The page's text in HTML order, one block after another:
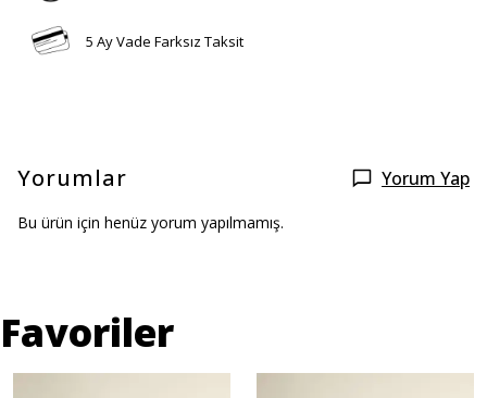
5 Ay Vade Farksız Taksit
Yorumlar Yorum Yap
Bu ürün için henüz yorum yapılmamış.
Favoriler